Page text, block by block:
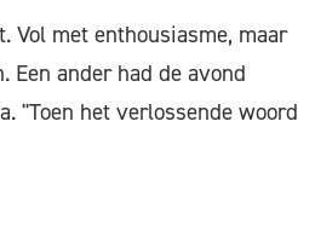
Vol met enthousiasme, maar
Een ander had de avond
"Toen het verlossende woord